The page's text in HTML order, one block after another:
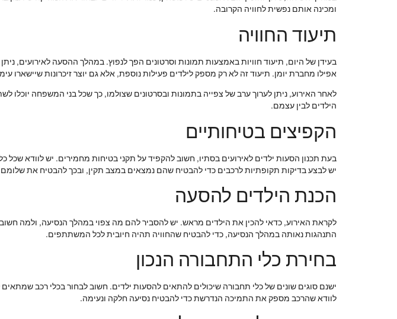
ומכינה אותם נפשית לחוויה הקרובה.
תיעוד החוויה
בעידן של היום, תיעוד חוויות באמצעות תמונות וסרטונים הפך לנפוץ. במהלך ההסעה לאירועים,
אפילו מחברת יומן. תיעוד זה לא רק מספק לילדים פעילות נוספת, אלא גם יוצר זיכרונות שיישארו
לאחר האירוע, ניתן לערוך ערב של צפייה בתמונות ובסרטונים שצולמו, כך שכל בני המשפחה יוכלו
הילדים לבין עצמם.
הקפיצים בטיחותיים
בעת תכנון הסעות ילדים לאירועים בסתיו, חשוב להקפיד על תקני בטיחות מחמירים. יש לוודא
יש לבצע בדיקות תקופתיות לרכבים כדי להבטיח שהם נמצאים במצב תקין, ובכך להבטיח את
הכנת הילדים להסעה
לקראת האירוע, כדאי להכין את הילדים מראש. יש להסביר להם מה צפוי במהלך הנסיעה, ולמה
התנהגות נאותה במהלך הנסיעה, כדי להבטיח שהחוויה תהיה חיובית לכל המשתתפים.
בחירת כלי התחבורה הנכון
ישנם סוגים שונים של כלי תחבורה שיכולים להתאים להסעות ילדים. חשוב לבחור בכלי רכב
לוודא שהרכב מספק את התמיכה הנדרשת כדי להבטיח נסיעה חלקה ונעימה.